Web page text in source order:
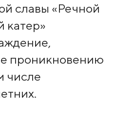
славы «Речной
катер»
проникновению
числе